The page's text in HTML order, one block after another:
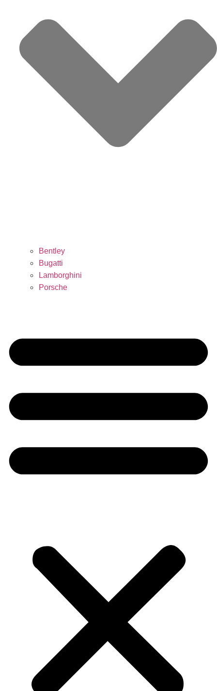
Bentley
Bugatti
Lamborghini
Porsche